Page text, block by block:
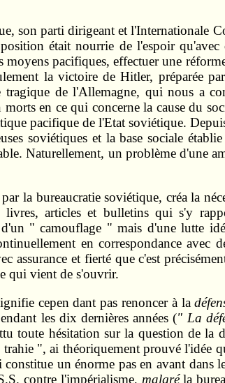
son parti dirigeant et l'Internationale
était nourrie de l'espoir qu'avec
pacifiques, effectuer une
la victoire de Hitler, préparée
de l'Allemagne, qui nous a
en ce qui concerne la cause du
pacifique de l'Etat soviétique.
soviétiques et la base sociale
Naturellement, un problème d'une
la bureaucratie soviétique, créa la
articles et bulletins qui s'y
" camouflage " mais d'une lutte
en correspondance avec
assurance et fierté que c'est
qui vient de s'ouvrir.
cepen dant pas renoncer à la
les dix dernières années (" La
toute hésitation sur la question de la
", ai théoriquement prouvé l'idée
un énorme pas en avant dans
contre l'impérialisme, malgréla